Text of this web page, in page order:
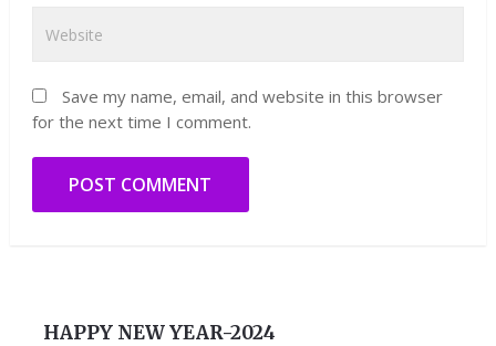
Save my name, email, and website in this browser
for the next time I comment.
HAPPY NEW YEAR-2024